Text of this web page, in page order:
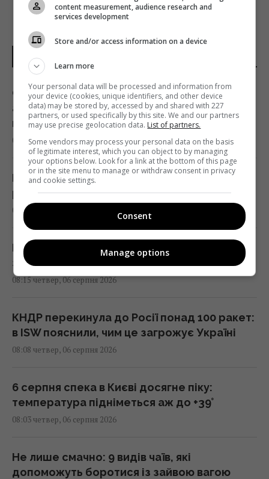
НОВИНИ УКРАЇНИ І СВІТУ
Синоптикиня повідомила про кінець
аномальної спеки: де першими відчують
похолодання
08:28 четвер, 06 серпня 2026
Погана новина для України: Росія отримала
ракети КНДР у критичний момент, - TWZ
08:19 четвер, 06 серпня 2026
Що не можна робити на три Спаси: яких
заборон дотримувалися наші предки
08:15 четвер, 06 серпня 2026
КНДР перекинула до Росії понад 100 ракет:
в ISW пояснили, чим це загрожує Україні
08:08 четвер, 06 серпня 2026
6 серпня спека в Києві досягне піку:
температура підніметься аж до +39°
08:03 четвер, 06 серпня 2026
Не лише смачно: 9 видів чаїв, які
допоможуть боротися із зайвою вагою
content measurement, audience research and
services development
Store and/or access information on a device
Learn more
Your personal data will be processed and information from
your device (cookies, unique identifiers, and other device
data) may be stored by, accessed by and shared with 227
partners, or used specifically by this site. We and our partners
may use precise geolocation data. List of partners.
Some vendors may process your personal data on the basis
of legitimate interest, which you can object to by managing
your options below. Look for a link at the bottom of this page
or in the site menu to manage or withdraw consent in privacy
and cookie settings.
Consent
Manage options